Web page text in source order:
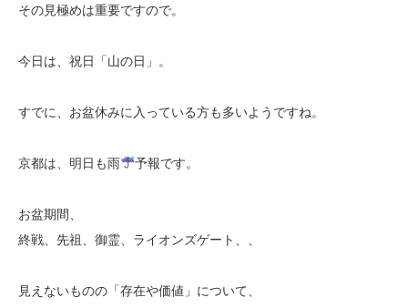
その見極めは重要ですので。
今日は、祝日「山の日」。
すでに、お盆休みに入っている方も多いようですね。
京都は、明日も雨 予報です。
お盆期間、
終戦、先祖、御霊、ライオンズゲート、、
見えないものの「存在や価値」について、